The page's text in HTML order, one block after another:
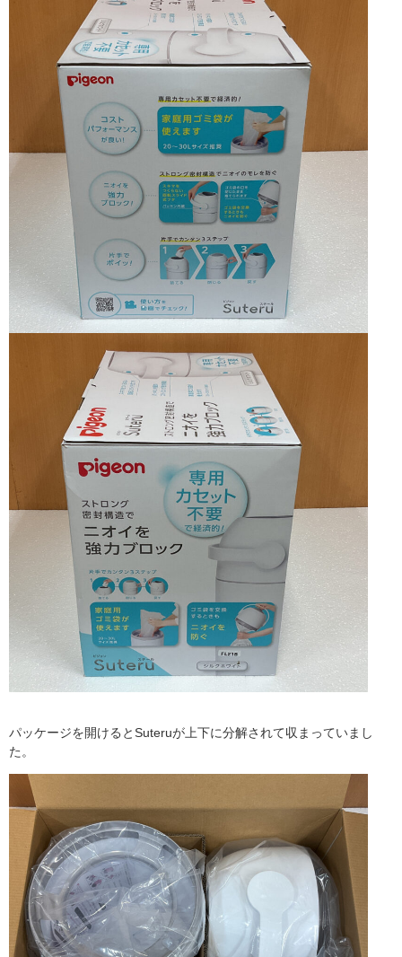
パッケージを開けると Suteruが上下に分解されて収まっていまし
た。